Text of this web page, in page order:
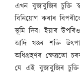
এখন বুজাবুজিৰ চুক্তি
বিনিয়োগ কৰাৰ
ভূমি দিব৷ ইয়াৰ
আদি খণ্ডৰ শক্তি
অধিগ্ৰহণৰ ক্ষেত্ৰতো
যে এই বুজাবুজিৰ